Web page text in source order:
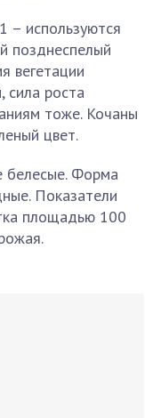
– используются
позднеспелый
вегетации
сила роста
тоже. Кочаны
цвет.
белесые. Форма
Показатели
площадью 100